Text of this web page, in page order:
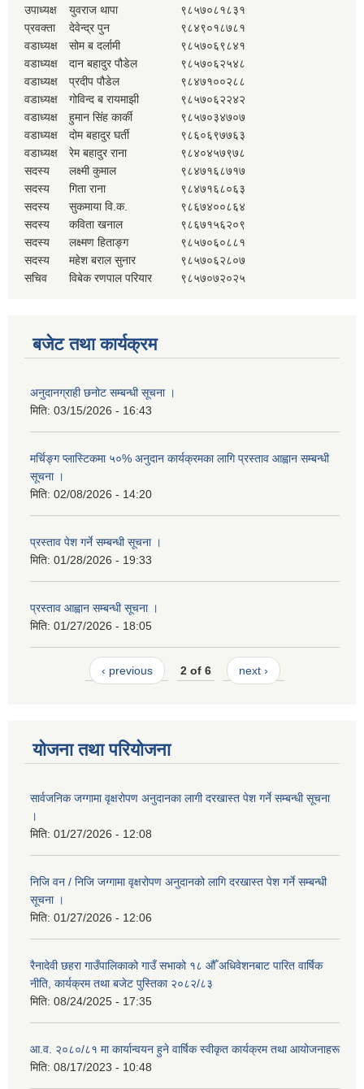
उपाध्यक्ष युवराज थापा
९८५७०८१८३१
प्रवक्ता
देवेन्द्र पुन
९८४९०१८७८१
वडाध्यक्ष
सोम ब दर्लामी
९८५७०६९८४१
वडाध्यक्ष
दान बहादुर पौडेल
९८५७०६२५४८
वडाध्यक्ष
प्रदीप पौडेल
९८४७१००२८८
वडाध्यक्ष
गोविन्द ब रायमाझी
९८५७०६२२४२
वडाध्यक्ष
हुमान सिंह कार्की
९८५७०३४७०७
वडाध्यक्ष
दोम बहादुर घर्ती
९८६०६९७७६३
वडाध्यक्ष
रेम बहादुर राना
९८४०४५७९७८
सदस्य
लक्ष्मी कुमाल
९८४७१६८७१७
सदस्य
गिता राना
९८४७१६८०६३
सदस्य
सुकमाया वि.क.
९८६७४००८६४
सदस्य
कविता खनाल
९८६७१५६२०९
सदस्य
लक्ष्मण हिताङ्ग
९८५७०६०८८१
सदस्य
महेश बराल सुनार
९८५७०६२८०७
सचिव
विबेक रणपाल परियार ९८५७०७२०२५
बजेट तथा कार्यक्रम
अनुदानग्राही छनोट सम्बन्धी सूचना ।
मिति: 03/15/2026 - 16:43
मर्चिङ्ग प्लास्टिकमा ५०% अनुदान कार्यक्रमका लागि प्रस्ताव आह्वान सम्बन्धी
सूचना ।
मिति: 02/08/2026 - 14:20
प्रस्ताव पेश गर्ने सम्बन्धी सूचना ।
मिति: 01/28/2026 - 19:33
प्रस्ताव आह्वान सम्बन्धी सूचना ।
मिति: 01/27/2026 - 18:05
‹ previous 2 of 6 next ›
योजना तथा परियोजना
सार्वजनिक जग्गामा वृक्षरोपण अनुदानका लागी दरखास्त पेश गर्ने सम्बन्धी सूचना
।
मिति: 01/27/2026 - 12:08
निजि वन / निजि जग्गामा वृक्षरोपण अनुदानको लागि दरखास्त पेश गर्ने सम्बन्धी
सूचना ।
मिति: 01/27/2026 - 12:06
रैनादेवी छहरा गाउँपालिकाको गाउँ सभाको १८ औँ अधिवेशनबाट पारित वार्षिक
नीति, कार्यक्रम तथा बजेट पुस्तिका २०८२/८३
मिति: 08/24/2025 - 17:35
आ.व. २०८०/८१ मा कार्यान्वयन हुने वार्षिक स्वीकृत कार्यक्रम तथा आयोजनाहरू
मिति: 08/17/2023 - 10:48